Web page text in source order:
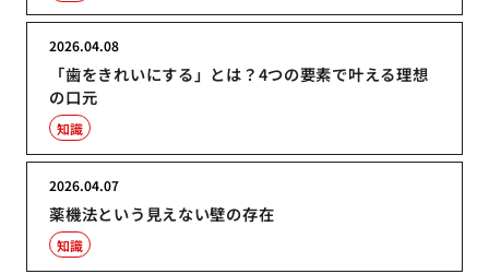
「歯をきれいにする」とは？4つの要素で叶える理想
の口元
2026.04.08
知識
薬機法という見えない壁の存在
2026.04.07
知識